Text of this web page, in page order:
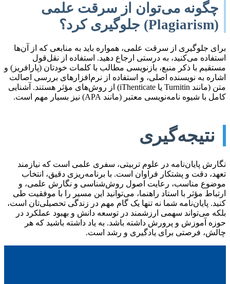
چگونه می‌توان از سرقت علمی
(Plagiarism) جلوگیری کرد؟
برای جلوگیری از سرقت علمی، همواره باید به منابعی که از آن‌ها
استفاده می‌کنید، به درستی ارجاع دهید. استفاده از نقل‌قول
مستقیم با ذکر منبع، بازنویسی مطالب با کلمات خودتان (پارافریز) و
اشاره به نویسنده اصلی، و استفاده از نرم‌افزارهای بررسی اصالت
متن (مانند Turnitin یا iThenticate) از روش‌های مؤثر هستند. آشنایی
کامل با شیوه نامه‌نویسی معتبر (مانند APA) نیز بسیار مهم است.
نتیجه‌گیری
نگارش پایان‌نامه در علوم تربیتی، سفری علمی است که نیازمند
تعهد، دقت و پشتکار فراوان است. با برنامه‌ریزی دقیق، انتخاب
موضوع مناسب، رعایت اصول روش‌شناسی و نگارش علمی، و
ارتباط مؤثر با استاد راهنما، می‌توانید این مسیر را با موفقیت طی
کنید. پایان‌نامه شما نه تنها یک گام مهم در زندگی تحصیلی‌تان است،
بلکه می‌تواند سهمی ارزشمند در توسعه دانش و بهبود عملکرد در
حوزه آموزش و پرورش داشته باشد. به یاد داشته باشید که هر
چالش، فرصتی برای یادگیری و رشد است.